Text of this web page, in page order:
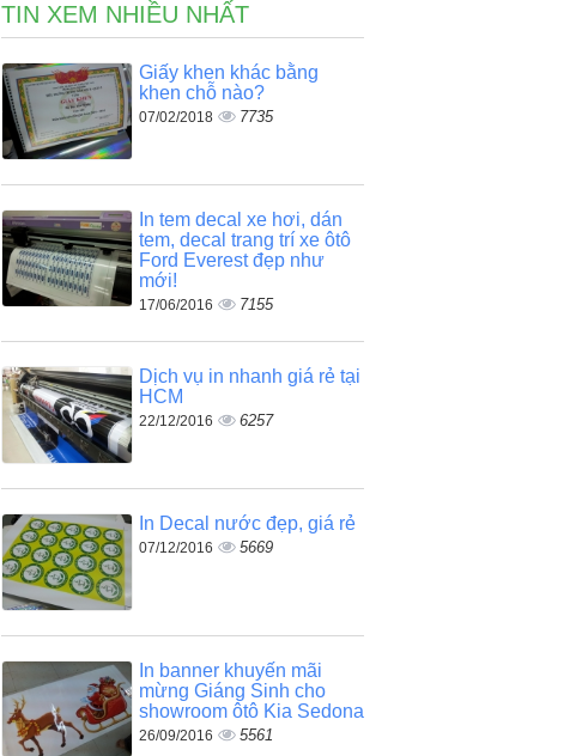
TIN XEM NHIỀU NHẤT
Giấy khen khác bằng
khen chỗ nào?
07/02/2018 7735
In tem decal xe hơi, dán
tem, decal trang trí xe ôtô
Ford Everest đẹp như
mới!
17/06/2016 7155
Dịch vụ in nhanh giá rẻ tại
HCM
22/12/2016 6257
In Decal nước đẹp, giá rẻ
07/12/2016 5669
In banner khuyến mãi
mừng Giáng Sinh cho
showroom ôtô Kia Sedona
26/09/2016 5561